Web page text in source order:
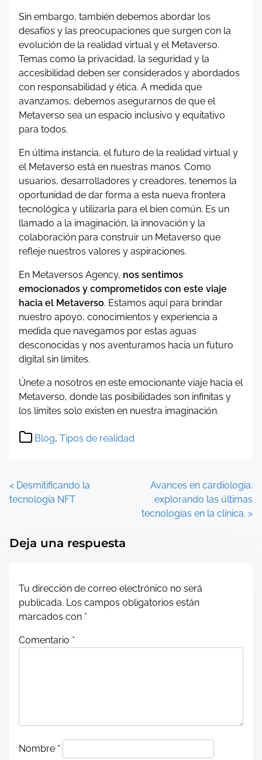
Sin embargo, también debemos abordar los
desafíos y las preocupaciones que surgen con la
evolución de la realidad virtual y el Metaverso.
Temas como la privacidad, la seguridad y la
accesibilidad deben ser considerados y abordados
con responsabilidad y ética. A medida que
avanzamos, debemos asegurarnos de que el
Metaverso sea un espacio inclusivo y equitativo
para todos.
En última instancia, el futuro de la realidad virtual y
el Metaverso está en nuestras manos. Como
usuarios, desarrolladores y creadores, tenemos la
oportunidad de dar forma a esta nueva frontera
tecnológica y utilizarla para el bien común. Es un
llamado a la imaginación, la innovación y la
colaboración para construir un Metaverso que
refleje nuestros valores y aspiraciones.
En Metaversos Agency, nos sentimos
emocionados y comprometidos con este viaje
hacia el Metaverso. Estamos aquí para brindar
nuestro apoyo, conocimientos y experiencia a
medida que navegamos por estas aguas
desconocidas y nos aventuramos hacia un futuro
digital sin límites.
Únete a nosotros en este emocionante viaje hacia el
Metaverso, donde las posibilidades son infinitas y
los límites solo existen en nuestra imaginación.
Blog, Tipos de realidad
P
s
< Desmitificando la
tecnología NFT
Avances en cardiología:
explorando las últimas
tecnologías en la clínica. >
Deja una respuesta
Tu dirección de correo electrónico no será
publicada. Los campos obligatorios están
marcados con *
Comentario *
Nombre *